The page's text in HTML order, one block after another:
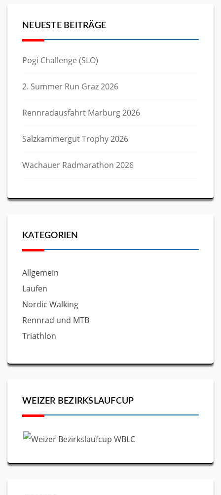
NEUESTE BEITRÄGE
Pogi Challenge (SLO)
2. Summer Run Graz 2026
Rennradausfahrt Marburg 2026
Salzkammergut Trophy 2026
Wachauer Radmarathon 2026
KATEGORIEN
Allgemein
Laufen
Nordic Walking
Rennrad und MTB
Triathlon
WEIZER BEZIRKSLAUFCUP